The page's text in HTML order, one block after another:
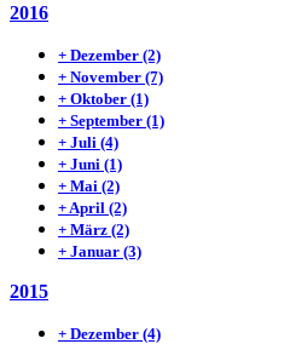
2016
+ Dezember (2)
+ November (7)
+ Oktober (1)
+ September (1)
+ Juli (4)
+ Juni (1)
+ Mai (2)
+ April (2)
+ März (2)
+ Januar (3)
2015
+ Dezember (4)